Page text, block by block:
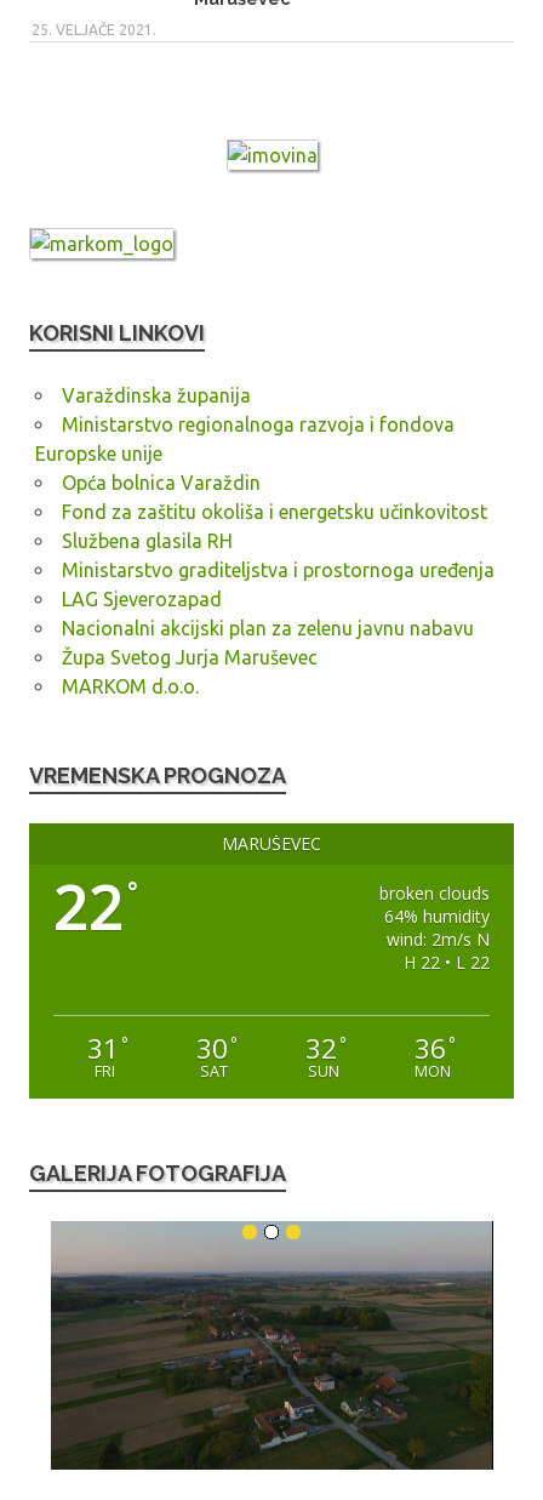
25. VELJAČE 2021.
KORISNI LINKOVI
Varaždinska županija
Ministarstvo regionalnoga razvoja i fondova
Europske unije
Opća bolnica Varaždin
Fond za zaštitu okoliša i energetsku učinkovitost
Službena glasila RH
Ministarstvo graditeljstva i prostornoga uređenja
LAG Sjeverozapad
Nacionalni akcijski plan za zelenu javnu nabavu
Župa Svetog Jurja Maruševec
MARKOM d.o.o.
VREMENSKA PROGNOZA
MARUŠEVEC
22 °
broken clouds
64% humidity
wind: 2m/s N
H 22 • L 22
31 °
FRI
30°
SAT
32°
SUN
36°
MON
GALERIJA FOTOGRAFIJA